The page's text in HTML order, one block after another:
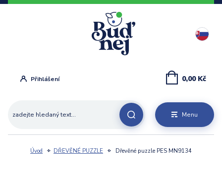
Menu
Přihlášení 0,00 Kč
Úvod DŘEVĚNÉ PUZZLE Dřevěné puzzle PES MN9134